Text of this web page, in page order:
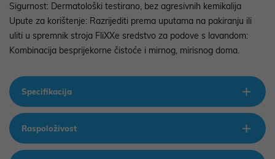
Sigurnost: Dermatološki testirano, bez agresivnih kemikalija
Upute za korištenje: Razrijediti prema uputama na pakiranju ili
uliti u spremnik stroja FliXXe sredstvo za podove s lavandom:
Kombinacija besprijekorne čistoće i mirnog, mirisnog doma.
Specifikacija
Raspoloživost